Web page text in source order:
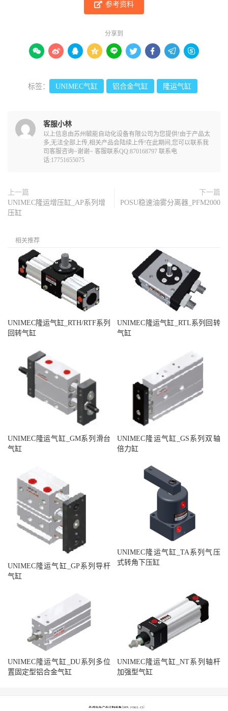
参考资料
分享到
        
标签： UNIMEC气缸 铝合金气缸 隆运气缸
客服小林
以上信息由苏州毓能自动化设备有限公司为您提供!由于产品太
多,无法全部上传,相关产品会陆续上传!在此期间,您可以联系我
司客服咨询~谢谢~ 客服联系QQ:870168797 联系电
话:17751655075
上一篇
UNIMEC隆运增压缸_AP系列增
压缸
下一篇
POSU稳速油雾分离器_PFM2000
相关推荐
UNIMEC隆运气缸_RTH/RTF系列
回转气缸
UNIMEC隆运气缸_RTL系列回转
气缸
UNIMEC隆运气缸_GM系列滑台
气缸
UNIMEC隆运气缸_GS系列双轴
倍力缸
UNIMEC隆运气缸_GP系列导杆
气缸
UNIMEC隆运气缸_TA系列气压
式转角下压缸
UNIMEC隆运气缸_DU系列多位
置固定型铝合金气缸
UNIMEC隆运气缸_NT系列轴杆
加强型气缸